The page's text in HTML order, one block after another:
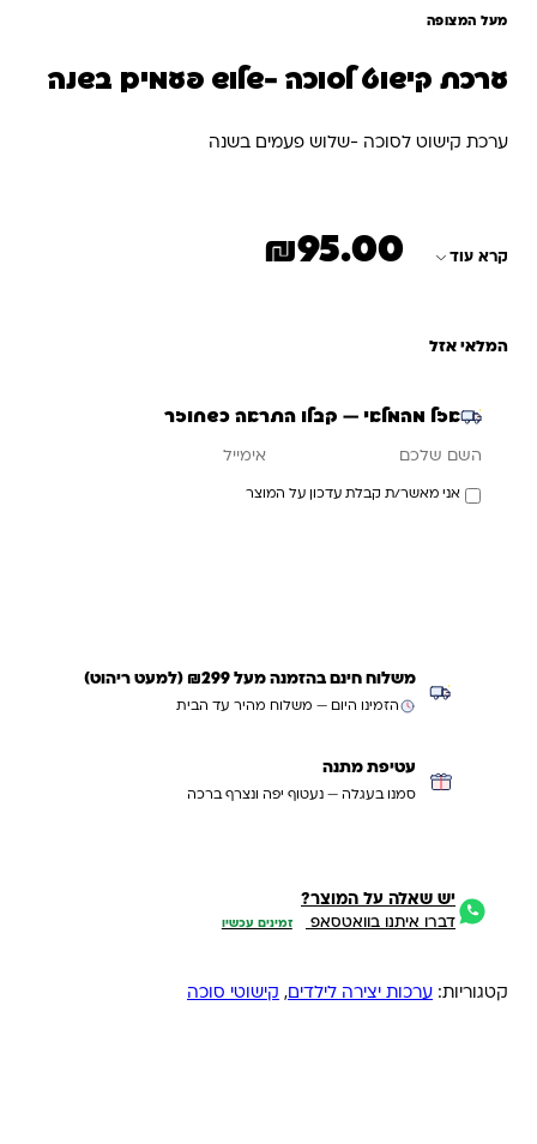
מעל המצופה
ערכת קישוט לסוכה -שלוש פעמים בשנה
ערכת קישוט לסוכה -שלוש פעמים בשנה
קרא עוד ₪95.00
המלאי אזל
אזל מהמלאי — קבלו התראה כשחוזר
אני מאשר/ת קבלת עדכון על המוצר
משלוח חינם בהזמנה מעל ₪299 (למעט ריהוט)
הזמינו היום — משלוח מהיר עד הבית
עטיפת מתנה
סמנו בעגלה — נעטוף יפה ונצרף ברכה
יש שאלה על המוצר?
דברו איתנו בוואטסאפ זמינים עכשיו
קטגוריות: ערכות יצירה לילדים, קישוטי סוכה